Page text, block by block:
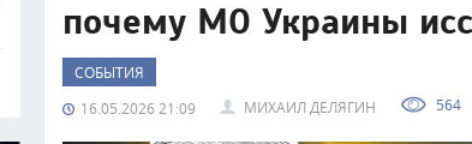
почему МО Украины
СОБЫТИЯ
16.05.2026 21:09
МИХАИЛ ДЕЛЯГИН 564